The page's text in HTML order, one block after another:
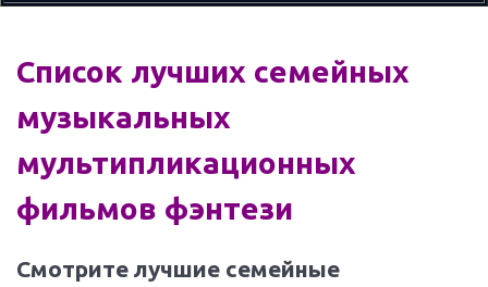
Список лучших семейных
музыкальных
мультипликационных
фильмов фэнтези
Смотрите лучшие семейные